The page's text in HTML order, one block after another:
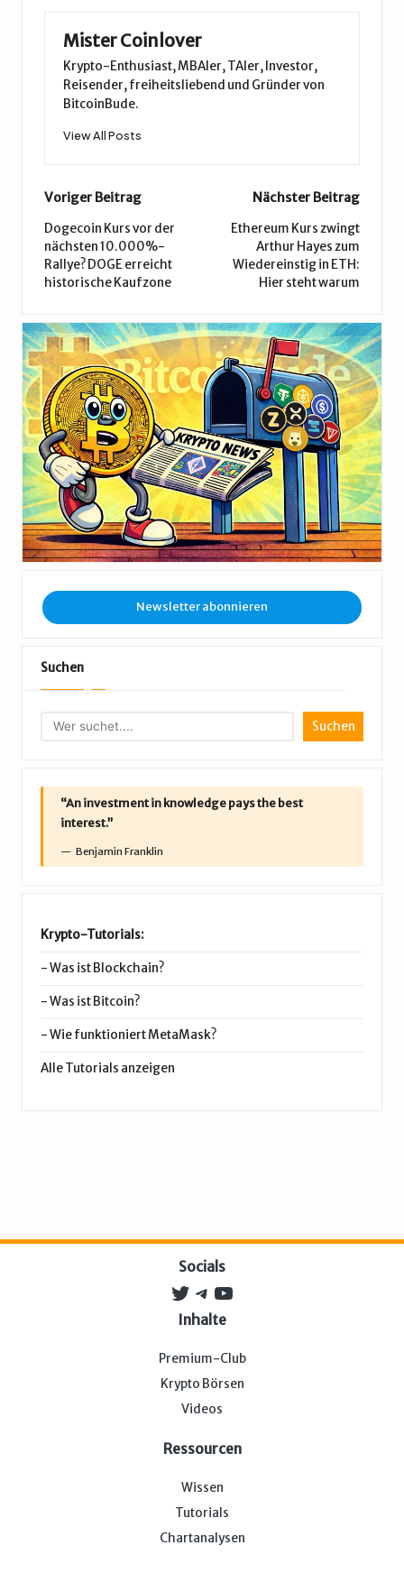
Mister Coinlover
Krypto-Enthusiast, MBAler, TAler, Investor,
Reisender, freiheitsliebend und Gründer von
BitcoinBude.
View All Posts
Post
navigation
Voriger Beitrag
Dogecoin Kurs vor der
nächsten 10.000%-
Rallye? DOGE erreicht
historische Kaufzone
Nächster Beitrag
Ethereum Kurs zwingt
Arthur Hayes zum
Wiedereinstig in ETH:
Hier steht warum
Newsletter abonnieren
Suchen
Suchen
“An investment in knowledge pays the best
interest.”
Benjamin Franklin
Krypto-Tutorials:
-Was ist Blockchain?
-Was ist Bitcoin?
-Wie funktioniert MetaMask?
Alle Tutorials anzeigen
Socials
Twitter
Telegram
YouTube
Inhalte
Premium-Club
Krypto Börsen
Videos
Ressourcen
Wissen
Tutorials
Chartanalysen